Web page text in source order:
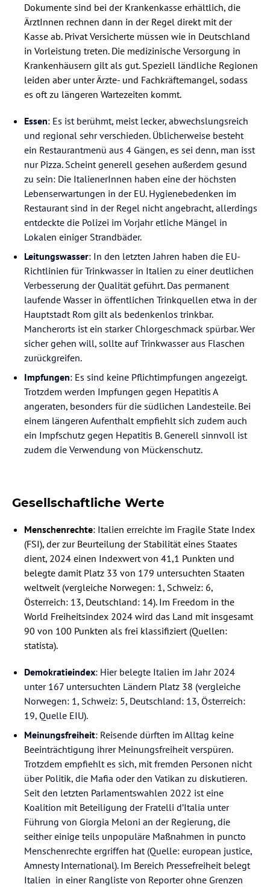
Dokumente sind bei der Krankenkasse erhältlich, die
ÄrztInnen rechnen dann in der Regel direkt mit der
Kasse ab. Privat Versicherte müssen wie in Deutschland
in Vorleistung treten. Die medizinische Versorgung in
Krankenhäusern gilt als gut. Speziell ländliche Regionen
leiden aber unter Ärzte- und Fachkräftemangel, sodass
es oft zu längeren Wartezeiten kommt.
Essen: Es ist berühmt, meist lecker, abwechslungsreich
und regional sehr verschieden. Üblicherweise besteht
ein Restaurantmenü aus 4 Gängen, es sei denn, man isst
nur Pizza. Scheint generell gesehen außerdem gesund
zu sein: Die ItalienerInnen haben eine der höchsten
Lebenserwartungen in der EU. Hygienebedenken im
Restaurant sind in der Regel nicht angebracht, allerdings
entdeckte die Polizei im Vorjahr etliche Mängel in
Lokalen einiger Strandbäder.
Leitungswasser: In den letzten Jahren haben die EU-
Richtlinien für Trinkwasser in Italien zu einer deutlichen
Verbesserung der Qualität geführt. Das permanent
laufende Wasser in öffentlichen Trinkquellen etwa in der
Hauptstadt Rom gilt als bedenkenlos trinkbar.
Mancherorts ist ein starker Chlorgeschmack spürbar. Wer
sicher gehen will, sollte auf Trinkwasser aus Flaschen
zurückgreifen.
Impfungen: Es sind keine Pflichtimpfungen angezeigt.
Trotzdem werden Impfungen gegen Hepatitis A
angeraten, besonders für die südlichen Landesteile. Bei
einem längeren Aufenthalt empfiehlt sich zudem auch
ein Impfschutz gegen Hepatitis B. Generell sinnvoll ist
zudem die Verwendung von Mückenschutz.
Gesellschaftliche Werte
Menschenrechte: Italien erreichte im Fragile State Index
(FSI), der zur Beurteilung der Stabilität eines Staates
dient, 2024 einen Indexwert von 41,1 Punkten und
belegte damit Platz 33 von 179 untersuchten Staaten
weltweit (vergleiche Norwegen: 1, Schweiz: 6,
Österreich: 13, Deutschland: 14). Im Freedom in the
World Freiheitsindex 2024 wird das Land mit insgesamt
90 von 100 Punkten als frei klassifiziert (Quellen:
statista).
Demokratieindex: Hier belegte Italien im Jahr 2024
unter 167 untersuchten Ländern Platz 38 (vergleiche
Norwegen: 1, Schweiz: 5, Deutschland: 13, Österreich:
19, Quelle EIU).
Meinungsfreiheit: Reisende dürften im Alltag keine
Beeinträchtigung ihrer Meinungsfreiheit verspüren.
Trotzdem empfiehlt es sich, mit fremden Personen nicht
über Politik, die Mafia oder den Vatikan zu diskutieren.
Seit den letzten Parlamentswahlen 2022 ist eine
Koalition mit Beteiligung der Fratelli d’Italia unter
Führung von Giorgia Meloni an der Regierung, die
seither einige teils unpopuläre Maßnahmen in puncto
Menschenrechte ergriffen hat (Quelle: european justice,
Amnesty International). Im Bereich Pressefreiheit belegt
Italien in einer Rangliste von Reporter ohne Grenzen